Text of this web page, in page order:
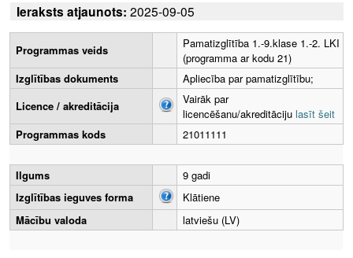
Ieraksts atjaunots: 2025-09-05
Programmas veids
Pamatizglītība 1.-9.klase 1.-2. LKI
(programma ar kodu 21)
Izglītības dokuments
Apliecība par pamatizglītību;
Licence / akreditācija
Vairāk par
licencēšanu/akreditāciju lasīt šeit
Programmas kods
21011111
Ilgums
9 gadi
Izglītības ieguves forma
Klātiene
Mācību valoda
latviešu (LV)